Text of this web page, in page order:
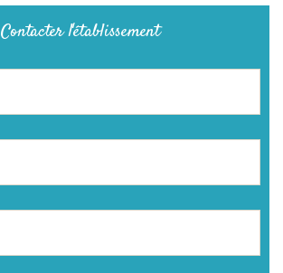
Contacter l'établissement